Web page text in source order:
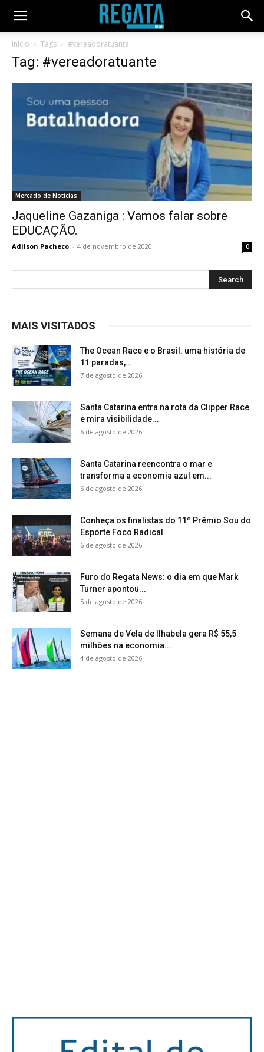
Início Tags #vereadoratuante
Tag: #vereadoratuante
Mercado de Notícias
Jaqueline Gazaniga : Vamos falar sobre
EDUCAÇÃO.
Adilson Pacheco - 4 de novembro de 2020 0
MAIS VISITADOS
The Ocean Race e o Brasil: uma história de
11 paradas,...
7 de agosto de 2026
Santa Catarina entra na rota da Clipper Race
e mira visibilidade...
6 de agosto de 2026
Santa Catarina reencontra o mar e
transforma a economia azul em...
6 de agosto de 2026
Conheça os finalistas do 11º Prêmio Sou do
Esporte Foco Radical
6 de agosto de 2026
Furo do Regata News: o dia em que Mark
Turner apontou...
5 de agosto de 2026
Semana de Vela de Ilhabela gera R$ 55,5
milhões na economia...
4 de agosto de 2026